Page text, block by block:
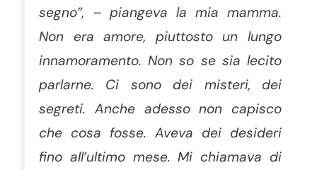
segno”, – piangeva la mia mamma.
Non era amore, piuttosto un lungo
innamoramento. Non so se sia lecito
parlarne. Ci sono dei misteri, dei
segreti. Anche adesso non capisco
che cosa fosse. Aveva dei desideri
fino all’ultimo mese. Mi chiamava di